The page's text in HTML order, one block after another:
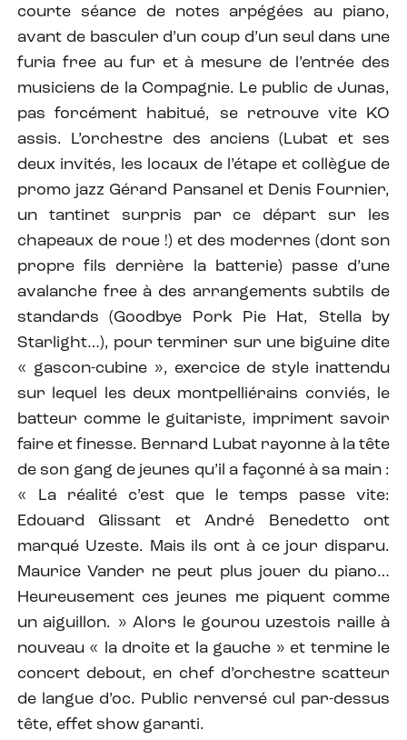
courte séance de notes arpégées au piano,
avant de basculer d’un coup d’un seul dans une
furia free au fur et à mesure de l’entrée des
musiciens de la Compagnie. Le public de Junas,
pas forcément habitué, se retrouve vite KO
assis. L’orchestre des anciens (Lubat et ses
deux invités, les locaux de l’étape et collègue de
promo jazz Gérard Pansanel et Denis Fournier,
un tantinet surpris par ce départ sur les
chapeaux de roue !) et des modernes (dont son
propre fils derrière la batterie) passe d’une
avalanche free à des arrangements subtils de
standards (Goodbye Pork Pie Hat, Stella by
Starlight…), pour terminer sur une biguine dite
« gascon-cubine », exercice de style inattendu
sur lequel les deux montpelliérains conviés, le
batteur comme le guitariste, impriment savoir
faire et finesse. Bernard Lubat rayonne à la tête
de son gang de jeunes qu’il a façonné à sa main :
« La réalité c’est que le temps passe vite:
Edouard Glissant et André Benedetto ont
marqué Uzeste. Mais ils ont à ce jour disparu.
Maurice Vander ne peut plus jouer du piano…
Heureusement ces jeunes me piquent comme
un aiguillon. » Alors le gourou uzestois raille à
nouveau « la droite et la gauche » et termine le
concert debout, en chef d’orchestre scatteur
de langue d’oc. Public renversé cul par-dessus
tête, effet show garanti.